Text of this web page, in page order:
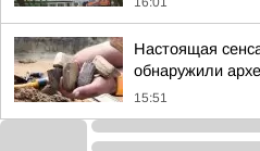
Настоящая
обнаружили
15:51